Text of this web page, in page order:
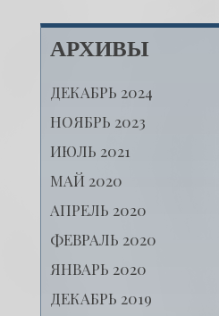
АРХИВЫ
ДЕКАБРЬ 2024
НОЯБРЬ 2023
ИЮЛЬ 2021
МАЙ 2020
АПРЕЛЬ 2020
ФЕВРАЛЬ 2020
ЯНВАРЬ 2020
ДЕКАБРЬ 2019